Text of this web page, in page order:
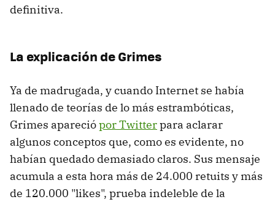
definitiva.
La explicación de Grimes
Ya de madrugada, y cuando Internet se había
llenado de teorías de lo más estrambóticas,
Grimes apareciópor Twitterpara aclarar
algunos conceptos que, como es evidente, no
habían quedado demasiado claros. Sus mensaje
acumula a esta hora más de 24.000 retuits y más
de 120.000 "likes", prueba indeleble de la